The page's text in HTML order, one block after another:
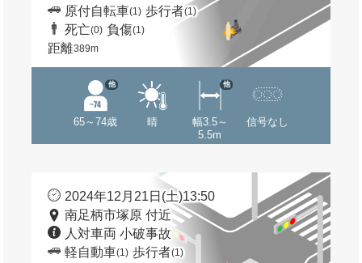
原付自転車(1) 歩行者(1)
死亡(0) 負傷(1)
距離389m
65～74歳
他
晴
幅3.5～
5.5m
他
信号なし
2024年12月21日(土)13:50
南足柄市塚原 付近
人対車両 小破事故
軽自動車(1) 歩行者(1)